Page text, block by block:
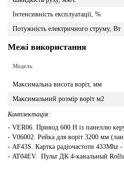
Інтенсивність експлуатації, %
Потужність електричного струму, Вт
Межі використання
Модель
Максимальна висота воріт, мм
Максимальний розмір воріт м2
Комплектація:
- VER06. Привод 600 H із панеллю
- V06002. Рейка для воріт 3200 мм
- AF43S. Картка радіочастоти 433Mhz
- AT04EV. Пульт ДК 4-канальный